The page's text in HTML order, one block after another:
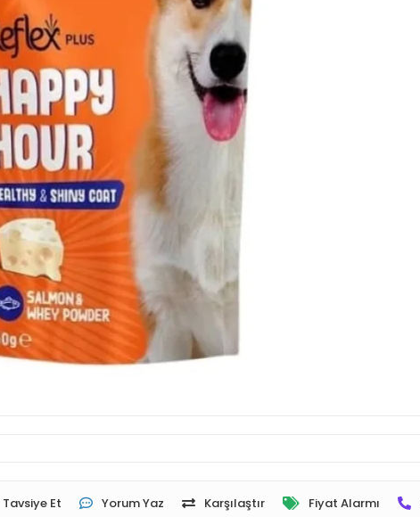
Tavsiye Et Yorum Yaz Karşılaştır Fiyat Alarmı